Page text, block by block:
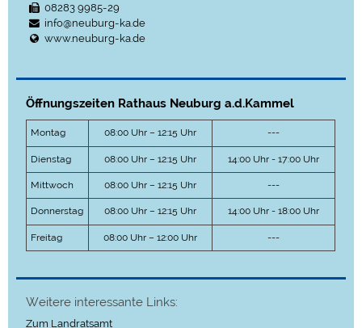
08283 9985-29
info@neuburg-ka.de
www.neuburg-ka.de
Öffnungszeiten Rathaus Neuburg a.d.Kammel
Montag 08:00 Uhr – 12:15 Uhr ---
Dienstag 08:00 Uhr – 12:15 Uhr 14:00 Uhr - 17:00 Uhr
Mittwoch 08:00 Uhr – 12:15 Uhr ---
Donnerstag 08:00 Uhr – 12:15 Uhr 14:00 Uhr - 18:00 Uhr
Freitag 08:00 Uhr – 12:00 Uhr ---
Weitere interessante Links:
Zum Landratsamt